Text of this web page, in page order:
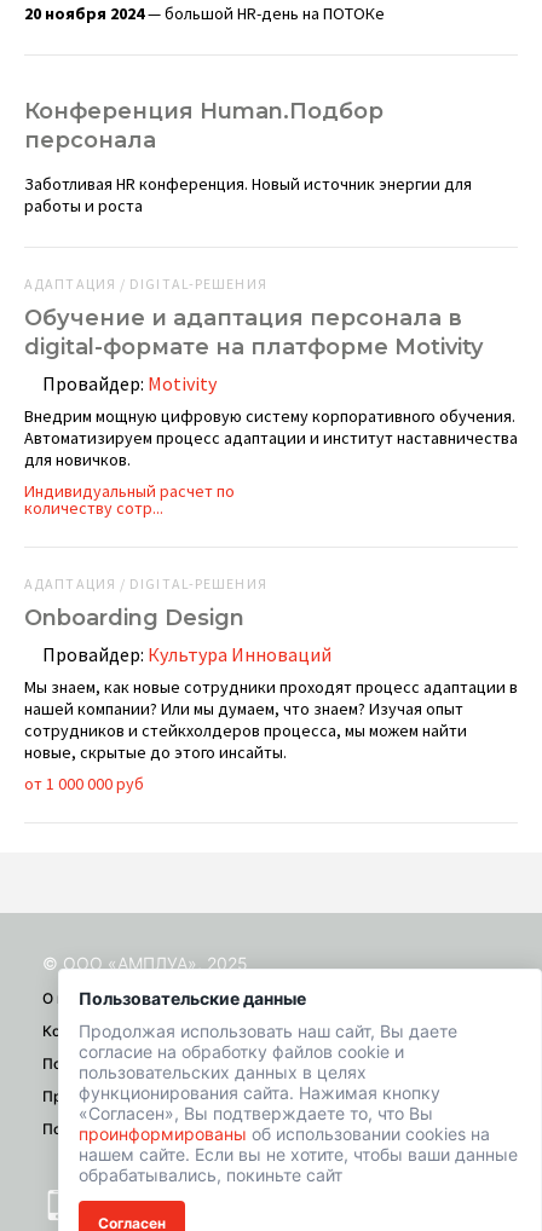
20 ноября 2024— большой HR-день на ПОТОКе
Конференция Human.Подбор
персонала
Заботливая HR конференция. Новый источник энергии для
работы и роста
АДАПТАЦИЯ / DIGITAL-РЕШЕНИЯ
Обучение и адаптация персонала в
digital-формате на платформе Motivity
Провайдер: Motivity
Внедрим мощную цифровую систему корпоративного обучения.
Автоматизируем процесс адаптации и институт наставничества
для новичков.
Индивидуальный расчет по
количеству сотр...
АДАПТАЦИЯ / DIGITAL-РЕШЕНИЯ
Onboarding Design
Провайдер: Культура Инноваций
Мы знаем, как новые сотрудники проходят процесс адаптации в
нашей компании? Или мы думаем, что знаем? Изучая опыт
сотрудников и стейкхолдеров процесса, мы можем найти
новые, скрытые до этого инсайты.
от 1 000 000 руб
Пользовательские данные
Продолжая использовать наш сайт, Вы даете
согласие на обработку файлов cookie и
пользовательских данных в целях
функционирования сайта. Нажимая кнопку
«Согласен», Вы подтверждаете то, что Вы
проинформированы об использовании cookies на
нашем сайте. Если вы не хотите, чтобы ваши данные
обрабатывались, покиньте сайт
Согласен
© ООО «АМПЛУА», 2025
О проекте
Контакты
Помощь
Правила
Политика конфиденциальности
+7 (901) 518-01-49